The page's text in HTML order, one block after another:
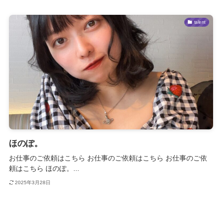
talent
ほのぽ。
お仕事のご依頼はこちら お仕事のご依頼はこちら お仕事のご依
頼はこちら ほのぽ。...
2025年3月28日